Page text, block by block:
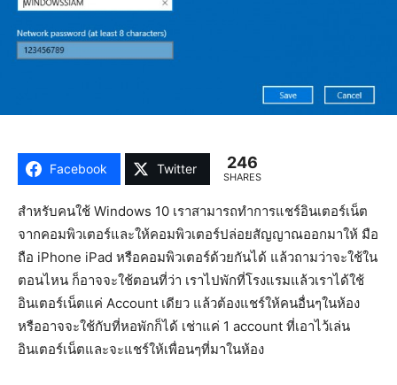
Facebook Twitter 246
SHARES
สำหรับคนใช้ Windows 10 เราสามารถทำการแชร์อินเตอร์เน็ต
จากคอมพิวเตอร์และให้คอมพิวเตอร์ปล่อยสัญญาณออกมาให้ มือ
ถือ iPhone iPad หรือคอมพิวเตอร์ด้วยกันได้ แล้วถามว่าจะใช้ใน
ตอนไหน ก็อาจจะใช้ตอนที่ว่า เราไปพักที่โรงแรมแล้วเราได้ใช้
อินเตอร์เน็ตแค่ Account เดียว แล้วต้องแชร์ให้คนอื่นๆในห้อง
หรืออาจจะใช้กับที่หอพักก็ได้ เช่าแค่ 1 account ที่เอาไว้เล่น
อินเตอร์เน็ตและจะแชร์ให้เพื่อนๆที่มาในห้อง